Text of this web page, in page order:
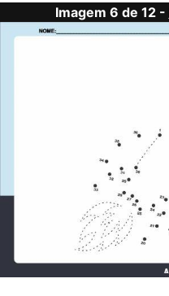
Imagem 6 de 12 -